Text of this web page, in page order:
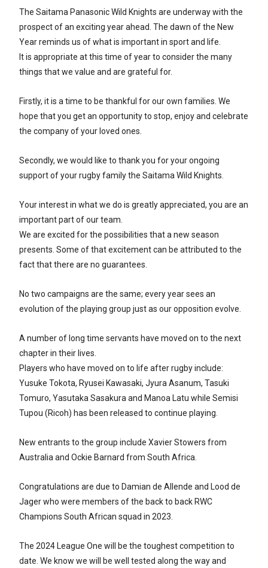
The Saitama Panasonic Wild Knights are underway with the
prospect of an exciting year ahead. The dawn of the New
Year reminds us of what is important in sport and life.
It is appropriate at this time of year to consider the many
things that we value and are grateful for.
Firstly, it is a time to be thankful for our own families. We
hope that you get an opportunity to stop, enjoy and celebrate
the company of your loved ones.
Secondly, we would like to thank you for your ongoing
support of your rugby family the Saitama Wild Knights.
Your interest in what we do is greatly appreciated, you are an
important part of our team.
We are excited for the possibilities that a new season
presents. Some of that excitement can be attributed to the
fact that there are no guarantees.
No two campaigns are the same; every year sees an
evolution of the playing group just as our opposition evolve.
A number of long time servants have moved on to the next
chapter in their lives.
Players who have moved on to life after rugby include:
Yusuke Tokota, Ryusei Kawasaki, Jyura Asanum, Tasuki
Tomuro, Yasutaka Sasakura and Manoa Latu while Semisi
Tupou (Ricoh) has been released to continue playing.
New entrants to the group include Xavier Stowers from
Australia and Ockie Barnard from South Africa.
Congratulations are due to Damian de Allende and Lood de
Jager who were members of the back to back RWC
Champions South African squad in 2023.
The 2024 League One will be the toughest competition to
date. We know we will be well tested along the way and